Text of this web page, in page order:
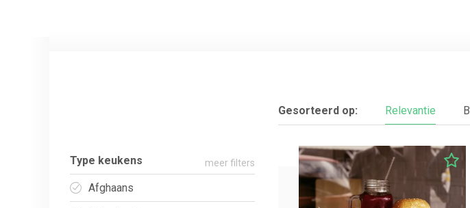
Type keukens meer filters
Afghaans
Gesorteerd op: Relevantie